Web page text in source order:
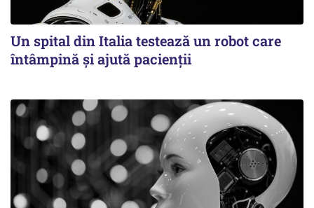
Un spital din Italia testează un robot care
întâmpină și ajută pacienții